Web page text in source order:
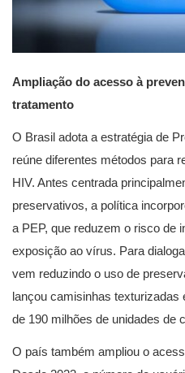
Ampliação do acesso à
tratamento
O Brasil adota a estratégia de
reúne diferentes métodos para
HIV. Antes centrada
preservativos, a política
a PEP, que reduzem o risco de
exposição ao vírus. Para
vem reduzindo o uso de
lançou camisinhas
de 190 milhões de unidades de
O país também ampliou o